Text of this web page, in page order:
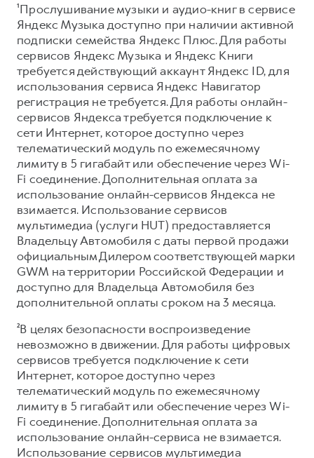
¹Прослушивание музыки и аудио-книг в сервисе
Яндекс Музыка доступно при наличии активной
подписки семейства Яндекс Плюс. Для работы
сервисов Яндекс Музыка и Яндекс Книги
требуется действующий аккаунт Яндекс ID, для
использования сервиса Яндекс Навигатор
регистрация не требуется. Для работы онлайн-
сервисов Яндекса требуется подключение к
сети Интернет, которое доступно через
телематический модуль по ежемесячному
лимиту в 5 гигабайт или обеспечение через Wi-
Fi соединение. Дополнительная оплата за
использование онлайн-сервисов Яндекса не
взимается. Использование сервисов
мультимедиа (услуги HUT) предоставляется
Владельцу Автомобиля с даты первой продажи
официальным Дилером соответствующей марки
GWM на территории Российской Федерации и
доступно для Владельца Автомобиля без
дополнительной оплаты сроком на 3 месяца.
²В целях безопасности воспроизведение
невозможно в движении. Для работы цифровых
сервисов требуется подключение к сети
Интернет, которое доступно через
телематический модуль по ежемесячному
лимиту в 5 гигабайт или обеспечение через Wi-
Fi соединение. Дополнительная оплата за
использование онлайн-сервиса не взимается.
Использование сервисов мультимедиа